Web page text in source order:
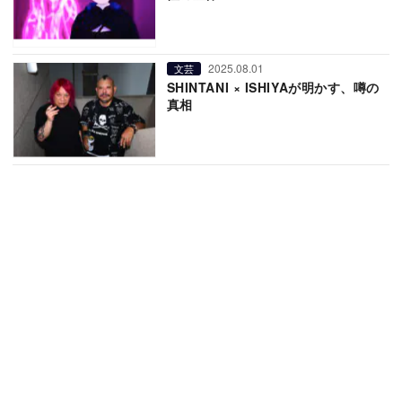
文芸 2025.08.01
SHINTANI × ISHIYAが明かす、噂の
真相